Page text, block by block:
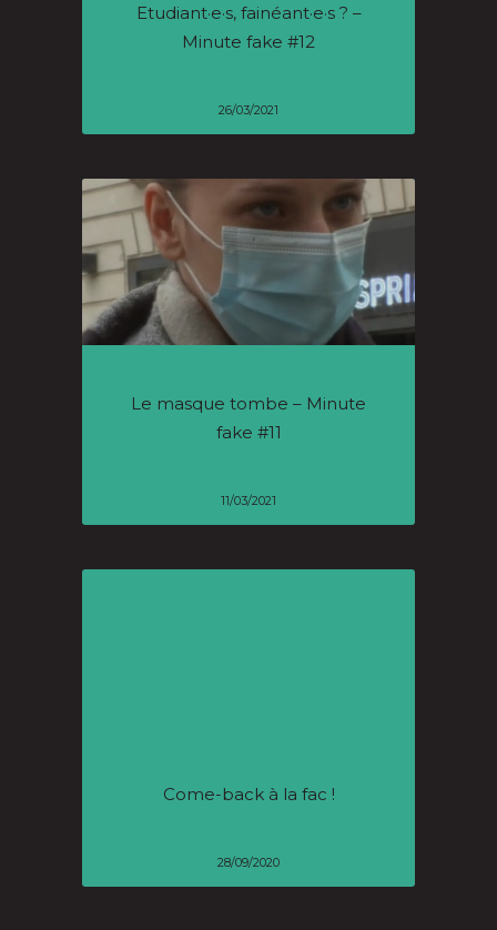
Etudiant·e·s, fainéant·e·s ? –
Minute fake #12
26/03/2021
Le masque tombe – Minute
fake #11
11/03/2021
Come-back à la fac !
28/09/2020